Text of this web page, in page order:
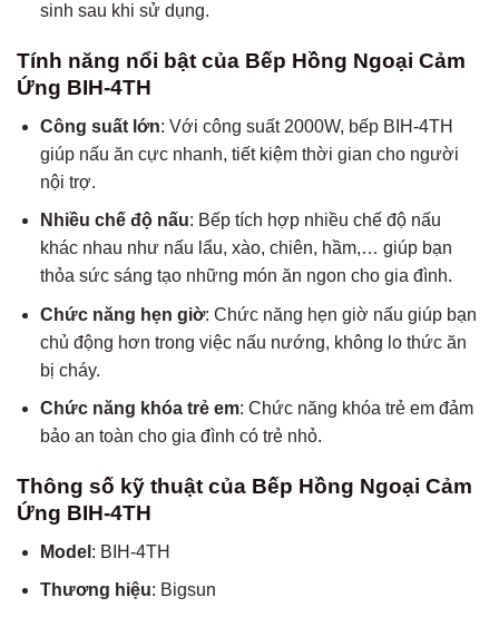
sinh sau khi sử dụng.
Tính năng nổi bật của Bếp Hồng Ngoại Cảm
Ứng BIH-4TH
Công suất lớn: Với công suất 2000W, bếp BIH-4TH
giúp nấu ăn cực nhanh, tiết kiệm thời gian cho người
nội trợ.
Nhiều chế độ nấu: Bếp tích hợp nhiều chế độ nấu
khác nhau như nấu lẩu, xào, chiên, hầm,… giúp bạn
thỏa sức sáng tạo những món ăn ngon cho gia đình.
Chức năng hẹn giờ: Chức năng hẹn giờ nấu giúp bạn
chủ động hơn trong việc nấu nướng, không lo thức ăn
bị cháy.
Chức năng khóa trẻ em: Chức năng khóa trẻ em đảm
bảo an toàn cho gia đình có trẻ nhỏ.
Thông số kỹ thuật của Bếp Hồng Ngoại Cảm
Ứng BIH-4TH
Model : BIH-4TH
Thương hiệu: Bigsun